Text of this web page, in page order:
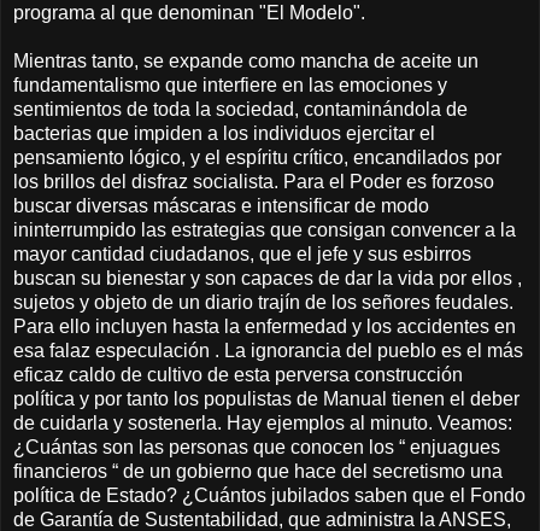
programa al que denominan "El Modelo".
Mientras tanto, se expande como mancha de aceite un
fundamentalismo que interfiere en las emociones y
sentimientos de toda la sociedad, contaminándola de
bacterias que impiden a los individuos ejercitar el
pensamiento lógico, y el espíritu crítico, encandilados por
los brillos del disfraz socialista. Para el Poder es forzoso
buscar diversas máscaras e intensificar de modo
ininterrumpido las estrategias que consigan convencer a la
mayor cantidad ciudadanos, que el jefe y sus esbirros
buscan su bienestar y son capaces de dar la vida por ellos ,
sujetos y objeto de un diario trajín de los señores feudales.
Para ello incluyen hasta la enfermedad y los accidentes en
esa falaz especulación . La ignorancia del pueblo es el más
eficaz caldo de cultivo de esta perversa construcción
política y por tanto los populistas de Manual tienen el deber
de cuidarla y sostenerla. Hay ejemplos al minuto. Veamos:
¿Cuántas son las personas que conocen los “ enjuagues
financieros “ de un gobierno que hace del secretismo una
política de Estado? ¿Cuántos jubilados saben que el Fondo
de Garantía de Sustentabilidad, que administra la ANSES,